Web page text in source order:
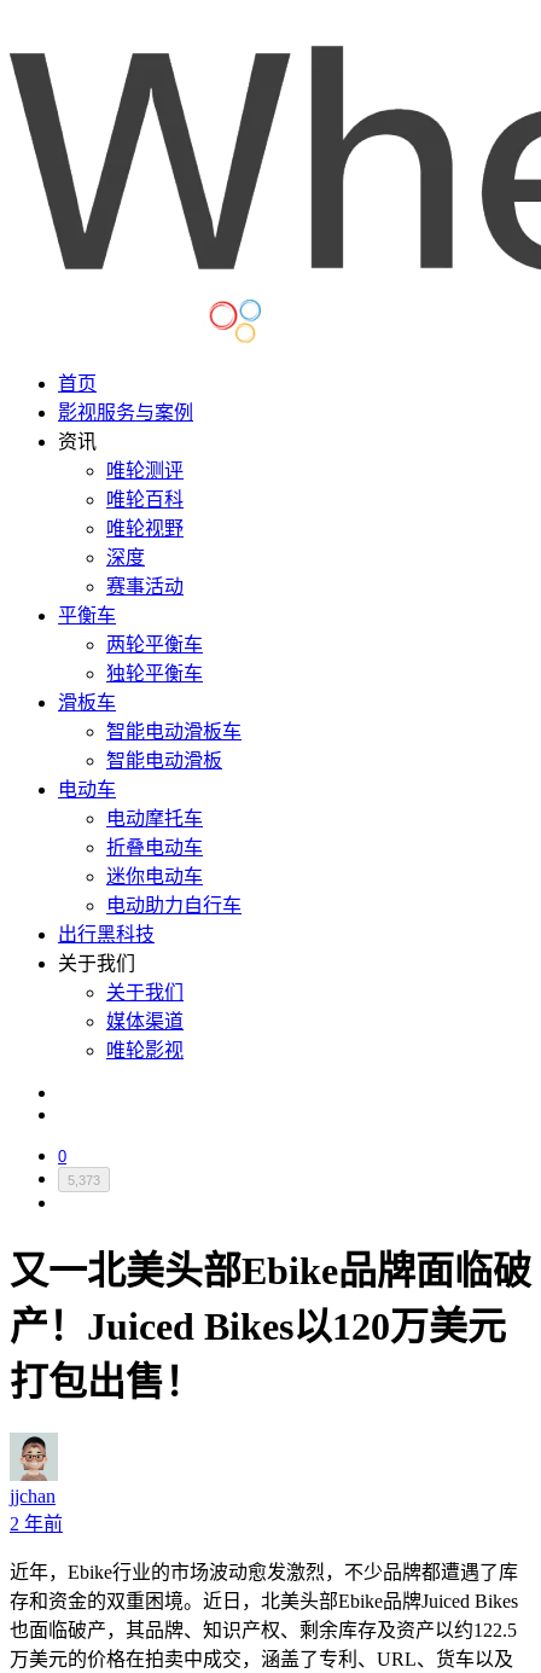
首页
影视服务与案例
资讯
唯轮测评
唯轮百科
唯轮视野
深度
赛事活动
平衡车
两轮平衡车
独轮平衡车
滑板车
智能电动滑板车
智能电动滑板
电动车
电动摩托车
折叠电动车
迷你电动车
电动助力自行车
出行黑科技
关于我们
关于我们
媒体渠道
唯轮影视
0
5,373
又一北美头部Ebike品牌面临破
产！Juiced Bikes以120万美元
打包出售！
jjchan
2 年前
近年，Ebike行业的市场波动愈发激烈，不少品牌都遭遇了库
存和资金的双重困境。近日，北美头部Ebike品牌Juiced Bikes
也面临破产，其品牌、知识产权、剩余库存及资产以约122.5
万美元的价格在拍卖中成交，涵盖了专利、URL、货车以及